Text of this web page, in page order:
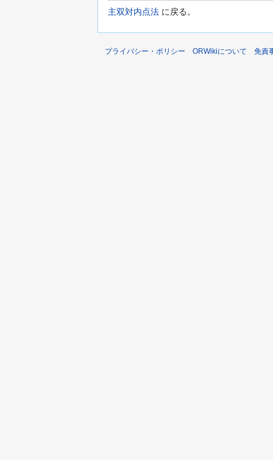
主双対内点法 に戻る。
プライバシー・ポリシー ORWikiについて 免責